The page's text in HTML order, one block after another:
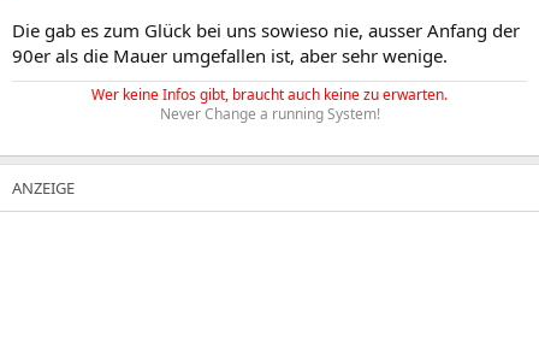
Die gab es zum Glück bei uns sowieso nie, ausser Anfang der
90er als die Mauer umgefallen ist, aber sehr wenige.
Wer keine Infos gibt, braucht auch keine zu erwarten.
Never Change a running System!